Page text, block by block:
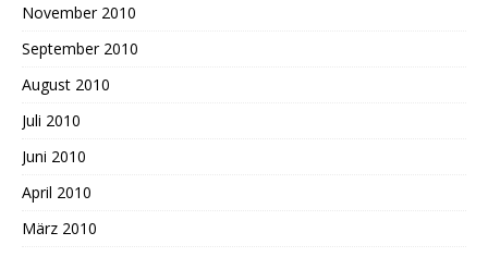
November 2010
September 2010
August 2010
Juli 2010
Juni 2010
April 2010
März 2010